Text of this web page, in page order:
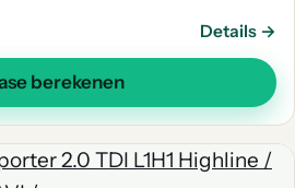
Details →
berekenen